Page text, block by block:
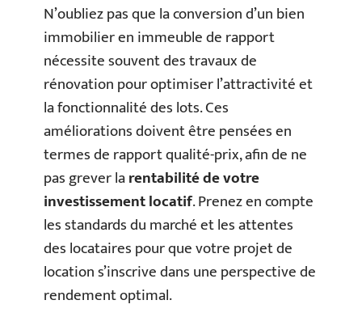
N’oubliez pas que la conversion d’un bien
immobilier en immeuble de rapport
nécessite souvent des travaux de
rénovation pour optimiser l’attractivité et
la fonctionnalité des lots. Ces
améliorations doivent être pensées en
termes de rapport qualité-prix, afin de ne
pas grever larentabilité de votre
investissement locatif. Prenez en compte
les standards du marché et les attentes
des locataires pour que votre projet de
location s’inscrive dans une perspective de
rendement optimal.